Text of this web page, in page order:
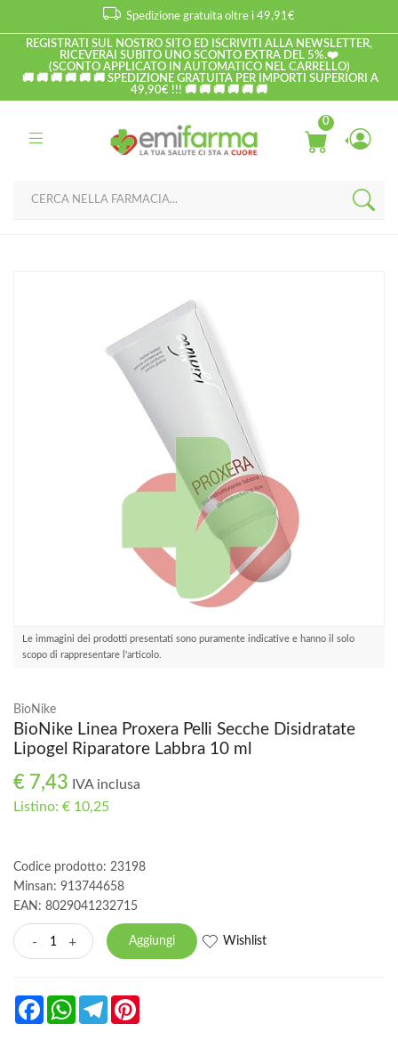
Spedizione gratuita oltre i 49,91€
REGISTRATI SUL NOSTRO SITO ED ISCRIVITI ALLA NEWSLETTER,
RICEVERAI SUBITO UNO SCONTO EXTRA DEL 5%.❤️
(SCONTO APPLICATO IN AUTOMATICO NEL CARRELLO)
🚚 🚚 🚚 🚚 🚚 🚚 SPEDIZIONE GRATUITA PER IMPORTI SUPERIORI A
49,90€ !!! 🚚 🚚 🚚 🚚 🚚 🚚
0
Labbra 10 ml
Le immagini dei prodotti presentati sono puramente indicative e hanno il solo
scopo di rappresentare l'articolo.
BioNike
BioNike Linea Proxera Pelli Secche Disidratate
Lipogel Riparatore Labbra 10 ml
€ 7,43 IVA inclusa
Listino: € 10,25
Codice prodotto: 23198
Minsan: 913744658
EAN: 8029041232715
- + Aggiungi Wishlist
FacebookWhatsAppTelegram